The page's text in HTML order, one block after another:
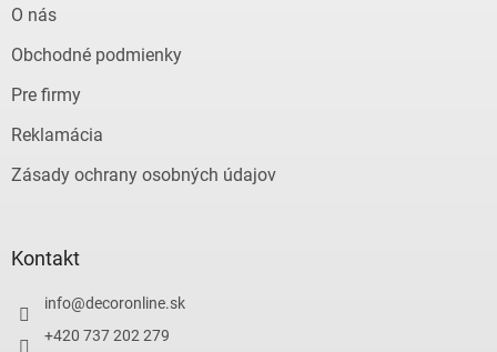
O nás
Obchodné podmienky
Pre firmy
Reklamácia
Zásady ochrany osobných údajov
Kontakt
info@decoronline.sk
+420 737 202 279